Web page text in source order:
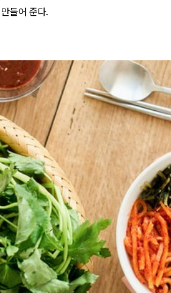
들어 준다.